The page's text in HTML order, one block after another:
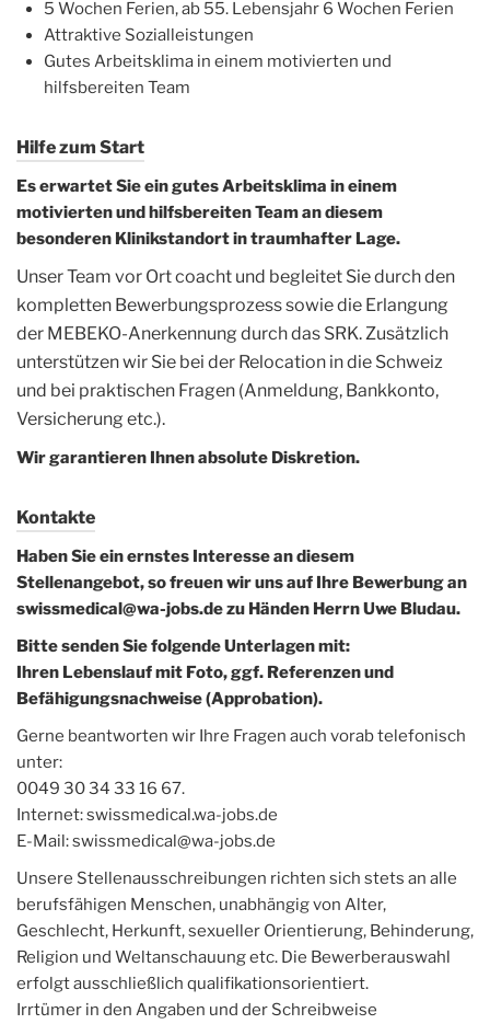
5 Wochen Ferien, ab 55. Lebensjahr 6 Wochen Ferien
Attraktive Sozialleistungen
Gutes Arbeitsklima in einem motivierten und
hilfsbereiten Team
Hilfe zum Start
Es erwartet Sie ein gutes Arbeitsklima in einem
motivierten und hilfsbereiten Team an diesem
besonderen Klinikstandort in traumhafter Lage.
Unser Team vor Ort coacht und begleitet Sie durch den
kompletten Bewerbungsprozess sowie die Erlangung
der MEBEKO-Anerkennung durch das SRK. Zusätzlich
unterstützen wir Sie bei der Relocation in die Schweiz
und bei praktischen Fragen (Anmeldung, Bankkonto,
Versicherung etc.).
Wir garantieren Ihnen absolute Diskretion.
Kontakte
Haben Sie ein ernstes Interesse an diesem
Stellenangebot, so freuen wir uns auf Ihre Bewerbung an
swissmedical@wa-jobs.de zu Händen Herrn Uwe Bludau.
Bitte senden Sie folgende Unterlagen mit:
Ihren Lebenslauf mit Foto, ggf. Referenzen und
Befähigungsnachweise (Approbation).
Gerne beantworten wir Ihre Fragen auch vorab telefonisch
unter:
0049 30 34 33 16 67.
Internet: swissmedical.wa-jobs.de
E-Mail: swissmedical@wa-jobs.de
Unsere Stellenausschreibungen richten sich stets an alle
berufsfähigen Menschen, unabhängig von Alter,
Geschlecht, Herkunft, sexueller Orientierung, Behinderung,
Religion und Weltanschauung etc. Die Bewerberauswahl
erfolgt ausschließlich qualifikationsorientiert.
Irrtümer in den Angaben und der Schreibweise